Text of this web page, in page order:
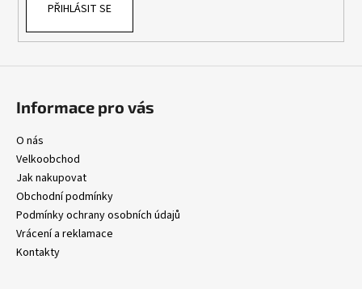
PŘIHLÁSIT SE
Informace pro vás
O nás
Velkoobchod
Jak nakupovat
Obchodní podmínky
Podmínky ochrany osobních údajů
Vrácení a reklamace
Kontakty